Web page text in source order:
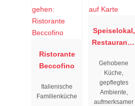
Ristorante
Beccofino
Italienische
Familienküche
Speiselokal,
Restaurant "
"
Gehobene
Küche,
gepflegtes
Ambiente,
aufmerksamer